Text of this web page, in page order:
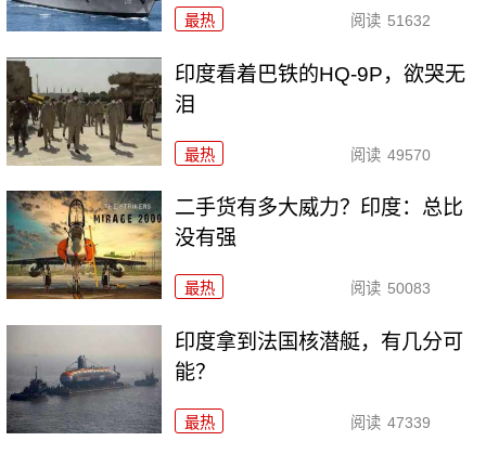
最热 阅读 51632
印度看着巴铁的HQ-9P，欲哭无
泪
最热 阅读 49570
二手货有多大威力？印度：总比
没有强
最热 阅读 50083
印度拿到法国核潜艇，有几分可
能？
最热 阅读 47339